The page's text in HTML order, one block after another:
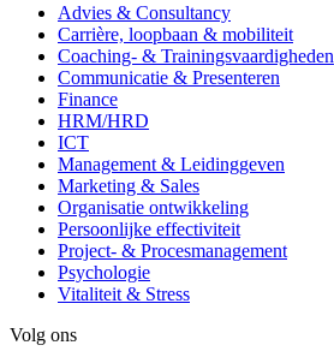
Advies & Consultancy
Carrière, loopbaan & mobiliteit
Coaching- & Trainingsvaardigheden
Communicatie & Presenteren
Finance
HRM/HRD
ICT
Management & Leidinggeven
Marketing & Sales
Organisatie ontwikkeling
Persoonlijke effectiviteit
Project- & Procesmanagement
Psychologie
Vitaliteit & Stress
Volg ons